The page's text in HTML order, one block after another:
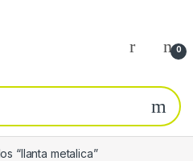
0
“llanta metalica”